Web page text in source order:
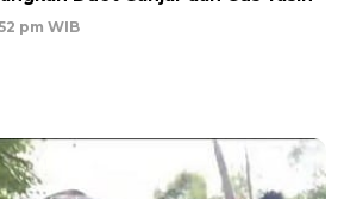
pm WIB